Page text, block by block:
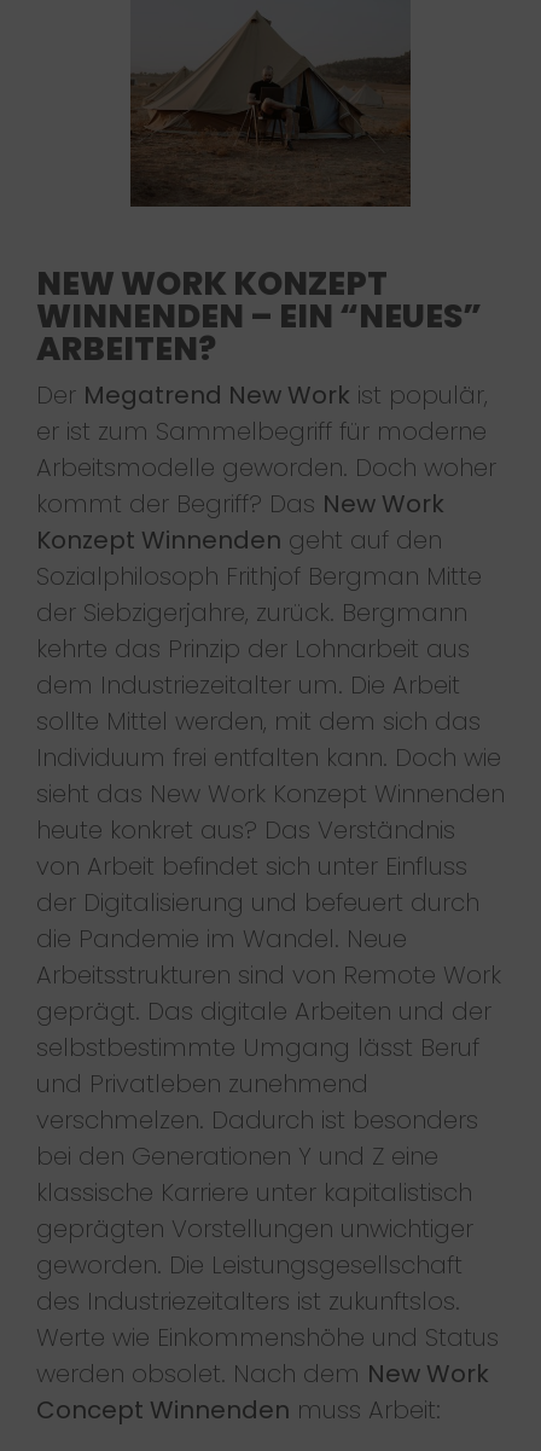
NEW WORK KONZEPT
WINNENDEN – EIN “NEUES”
ARBEITEN?
Der Megatrend New Work ist populär,
er ist zum Sammelbegriff für moderne
Arbeitsmodelle geworden. Doch woher
kommt der Begriff? Das New Work
Konzept Winnenden geht auf den
Sozialphilosoph Frithjof Bergman Mitte
der Siebzigerjahre, zurück. Bergmann
kehrte das Prinzip der Lohnarbeit aus
dem Industriezeitalter um. Die Arbeit
sollte Mittel werden, mit dem sich das
Individuum frei entfalten kann. Doch wie
sieht das New Work Konzept Winnenden
heute konkret aus? Das Verständnis
von Arbeit befindet sich unter Einfluss
der Digitalisierung und befeuert durch
die Pandemie im Wandel. Neue
Arbeitsstrukturen sind von Remote Work
geprägt. Das digitale Arbeiten und der
selbstbestimmte Umgang lässt Beruf
und Privatleben zunehmend
verschmelzen. Dadurch ist besonders
bei den Generationen Y und Z eine
klassische Karriere unter kapitalistisch
geprägten Vorstellungen unwichtiger
geworden. Die Leistungsgesellschaft
des Industriezeitalters ist zukunftslos.
Werte wie Einkommenshöhe und Status
werden obsolet. Nach dem New Work
Concept Winnenden muss Arbeit: